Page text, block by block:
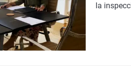
la